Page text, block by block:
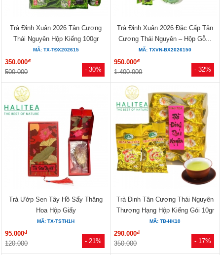
- 30%
Trà Đinh Xuân 2026 Tân Cương
Thái Nguyên Hộp Kiếng 100gr
MÃ: TX-TĐX202615
350.000đ
500.000 - 32%
Trà Đinh Xuân 2026 Đặc Cấp Tân
Cương Thái Nguyên – Hộp Gỗ...
MÃ: TXVN-ĐX2026150
950.000đ
1.400.000
- 21%
Trà Ướp Sen Tây Hồ Sấy Thăng
Hoa Hộp Giấy
MÃ: TX-TSTH1H
95.000đ
120.000 - 17%
Trà Đinh Tân Cương Thái Nguyên
Thượng Hạng Hộp Kiếng Gói 10gr
MÃ: TĐ-HK10
290.000đ
350.000